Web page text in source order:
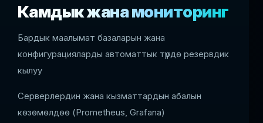
Камдык жана мониторинг
Бардык маалымат базаларын жана
конфигурацияларды автоматтык түрдө резервдик
кылуу
Серверлердин жана кызматтардын абалын
көзөмөлдөө (Prometheus, Grafana)